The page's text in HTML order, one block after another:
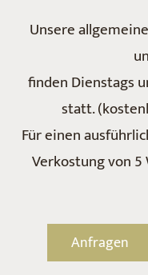
Unsere
finden Dienstags
statt.
Für einen
Verkostung von
Anfragen